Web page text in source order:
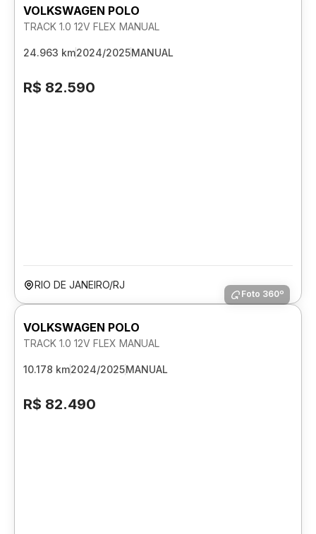
VOLKSWAGEN POLO
TRACK 1.0 12V FLEX MANUAL
24.963 km2024/2025MANUAL
R$ 82.590
RIO DE JANEIRO/RJ
Foto 360º
VOLKSWAGEN POLO
TRACK 1.0 12V FLEX MANUAL
10.178 km2024/2025MANUAL
R$ 82.490